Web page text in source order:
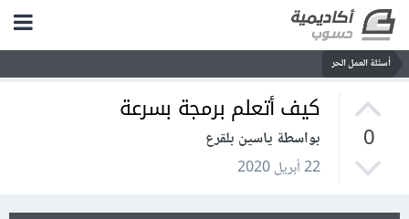
أسئلة العمل الحر
0
كيف أتعلم برمجة بسرعة
بواسطة ياسين بلقرع
22 أبريل 2020